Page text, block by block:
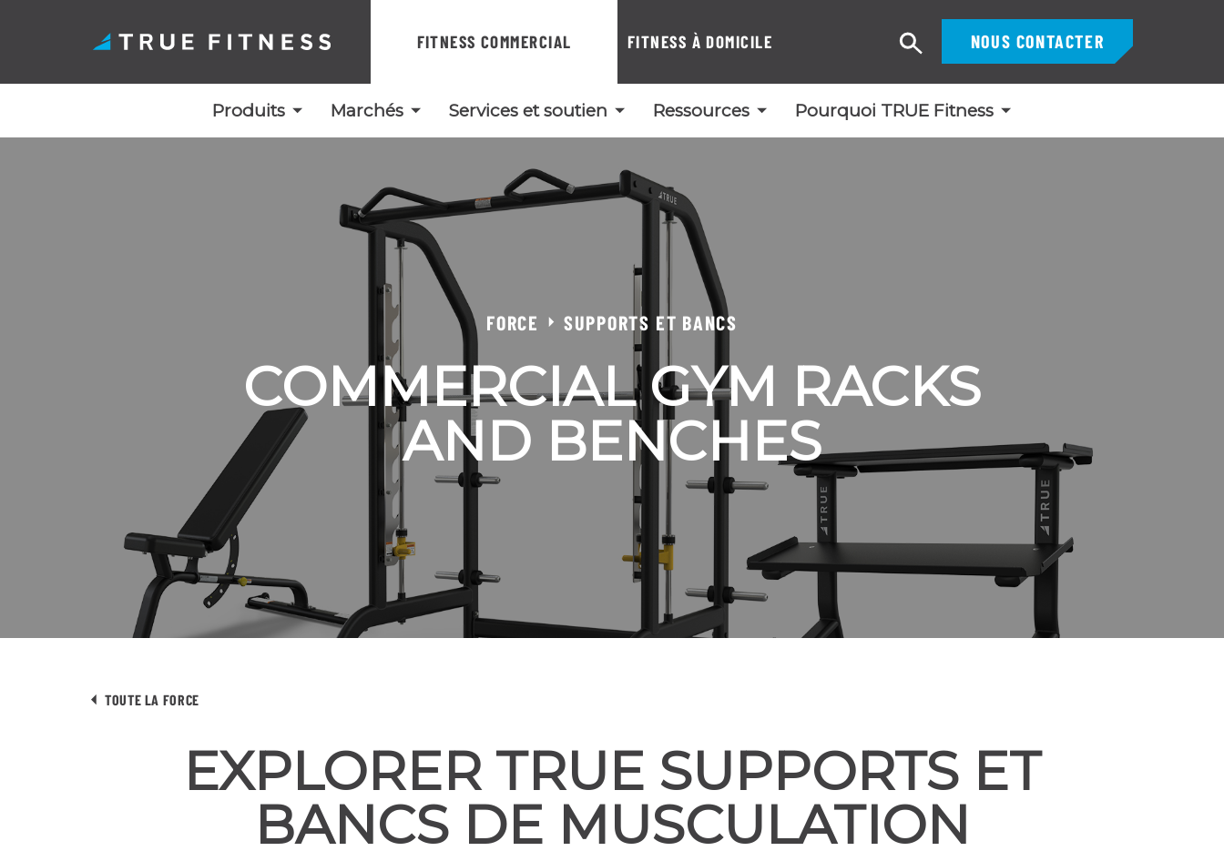
FITNESS COMMERCIAL FITNESS À DOMICILE
Produits Marchés Services et soutien Ressources Pourquoi TRUE Fitness
NOUS CONTACTER
Recherche
FORCE SUPPORTS ET BANCS
COMMERCIAL GYM RACKS
AND BENCHES
TOUTE LA FORCE
EXPLORER TRUE SUPPORTS ET
BANCS DE MUSCULATION